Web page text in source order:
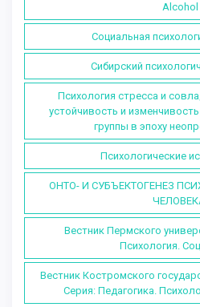
Alcohol
Социальная
Сибирский
Психология стресса и
устойчивость и
группы в эпоху
Психологические
ОНТО- И СУБЪЕКТОГЕНЕЗ
Вестник Пермского
Психология.
Вестник Костромского
Серия: Педагогика.